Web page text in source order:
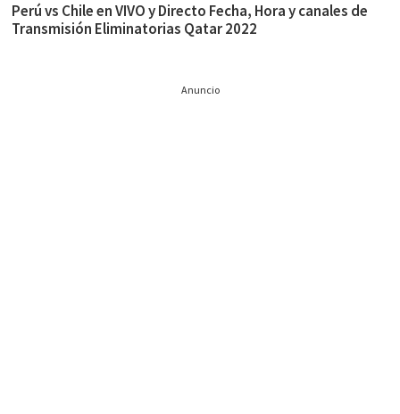
Perú vs Chile en VIVO y Directo Fecha, Hora y canales de
Transmisión Eliminatorias Qatar 2022
Anuncio